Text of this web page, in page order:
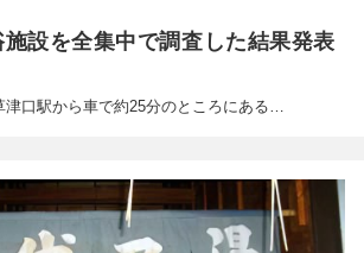
設を全集中で調査した結果発表
津口駅から車で約25分のところにある…